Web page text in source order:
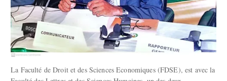
La Faculté de Droit et des Sciences Economiques (FDSE), est avec la